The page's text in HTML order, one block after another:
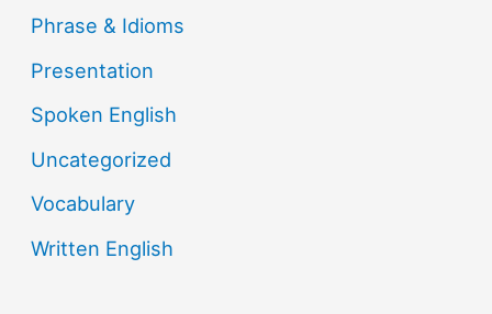
Phrase & Idioms
Presentation
Spoken English
Uncategorized
Vocabulary
Written English